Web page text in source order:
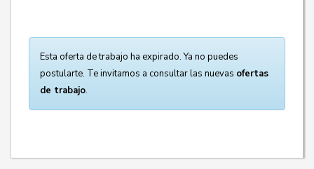
Esta oferta de trabajo ha expirado. Ya no puedes
postularte. Te invitamos a consultar las nuevas ofertas
de trabajo.